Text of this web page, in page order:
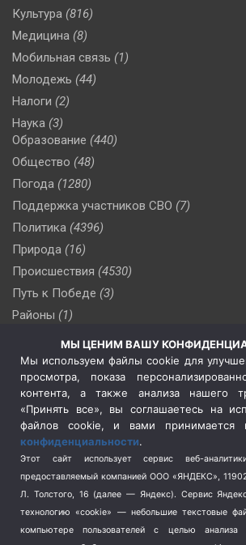
Культура (816)
Медицина (8)
Мобильная связь (1)
Молодежь (44)
Налоги (2)
Наука (3)
Образование (440)
Общество (48)
Погода (1280)
Поддержка участников СВО (7)
Политика (4396)
Природа (16)
Происшествия (4530)
Путь к Победе (3)
Районы (1)
(510)
Сельское хозяйство (3)
Социальная политика
(3)
Спецоперация в Украине
Спецоперация на Украине
(404)
Спорт (740)
Терроризм (1)
Транспорт (262)
Туризм (178)
МЫ ЦЕНИМ ВАШУ
Мы используем файлы cookie для
просмотра, показа
контента, а также анализа нашего
«Принять все», вы соглашаетесь на
файлов cookie, и вами
конфиденциальности.
Этот сайт использует сервис веб-
предоставляемый компанией ООО «ЯНДЕКС»,
Л. Толстого, 16 (далее — Яндекс). Сервис
технологию «cookie» — небольшие текстовые
компьютере пользователей с целью анализа